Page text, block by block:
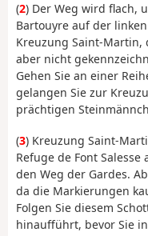
(2) Der Weg wird flach,
Bartouyre auf der
Kreuzung Saint-Martin,
aber nicht
Gehen Sie an einer
gelangen Sie zur
prächtigen
(3) Kreuzung Saint-
Refuge de Font
den Weg der Gardes.
da die Markierungen
Folgen Sie diesem
hinaufführt, bevor Sie